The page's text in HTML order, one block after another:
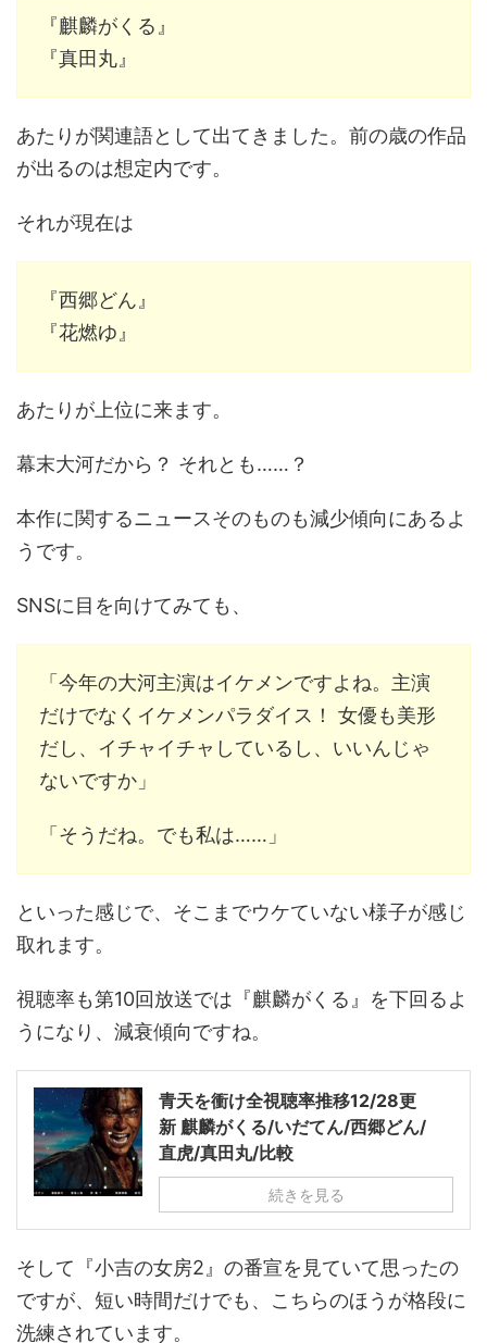
『麒麟がくる』
『真田丸』
あたりが関連語として出てきました。前の歳の作品
が出るのは想定内です。
それが現在は
『西郷どん』
『花燃ゆ』
あたりが上位に来ます。
幕末大河だから？ それとも……？
本作に関するニュースそのものも減少傾向にあるよ
うです。
SNSに目を向けてみても、
「今年の大河主演はイケメンですよね。主演
だけでなくイケメンパラダイス！ 女優も美形
だし、イチャイチャしているし、いいんじゃ
ないですか」
「そうだね。でも私は……」
といった感じで、そこまでウケていない様子が感じ
取れます。
視聴率も第10回放送では『麒麟がくる』を下回るよ
うになり、減衰傾向ですね。
青天を衝け全視聴率推移12/28更
新 麒麟がくる/いだてん/西郷どん/
直虎/真田丸/比較
続きを見る
そして『小吉の女房2』の番宣を見ていて思ったの
ですが、短い時間だけでも、こちらのほうが格段に
洗練されています。